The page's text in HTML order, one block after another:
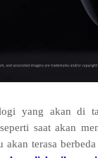
yang akan di
saat akan
terasa